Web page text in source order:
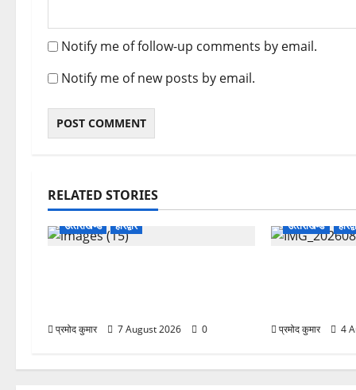
Notify me of follow-up comments by email.
Notify me of new posts by email.
RELATED STORIES
उत्‍तराखण्‍ड हरिद्वार
प्रमोद कुमार 7 August 2026 0
उत्‍तराखण्‍ड
प्रमोद कुमार 4